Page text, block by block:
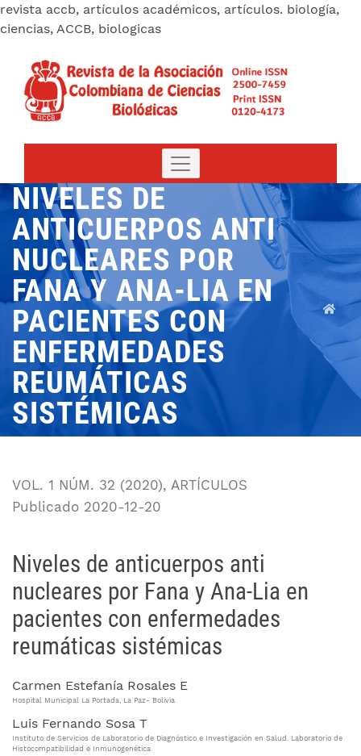
revista accb, artículos académicos, artículos. biología,
ciencias, ACCB, biologicas
NIVELES DE
ANTICUERPOS ANTI
NUCLEARES POR
FANA Y ANA-LIA EN
PACIENTES CON
ENFERMEDADES
REUMÁTICAS
SISTÉMICAS
VOL. 1 NÚM. 32 (2020), ARTÍCULOS
Niveles de anticuerpos anti
nucleares por Fana y Ana-Lia en
pacientes con enfermedades
reumáticas sistémicas
Publicado 2020-12-20
Carmen Estefanía Rosales E
Hospital Municipal La Portada, La Paz- Bolivia
Luis Fernando Sosa T
Instituto de Servicios de Laboratorio de Diagnóstico e Investigación en Salud. Laboratorio de
Histocompatibilidad e Inmunogenética